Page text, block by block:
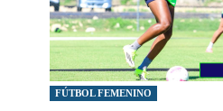
FÚTBOL FEMENINO